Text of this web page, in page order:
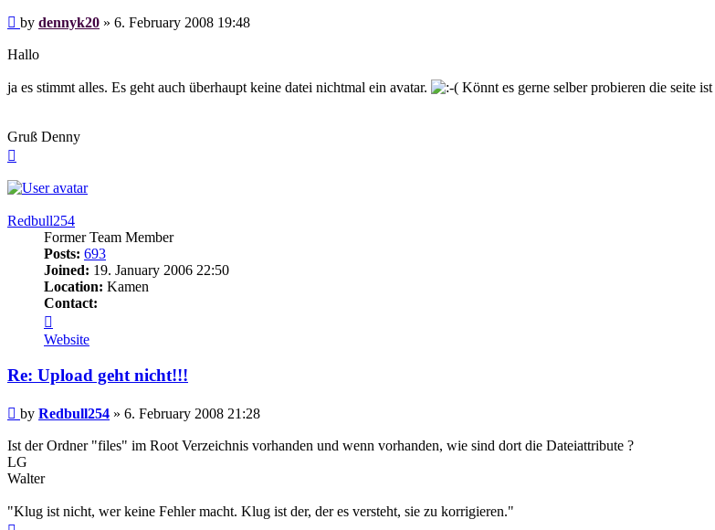
Post
by dennyk20 » 6. February 2008 19:48
Hallo
ja es stimmt alles. Es geht auch überhaupt keine datei nichtmal ein avatar. Könnt es gerne selber probieren die seite ist
Gruß Denny
Redbull254
Former Team Member
Posts: 693
Joined: 19. January 2006 22:50
Location: Kamen
Contact:
Redbull254
Website
Re: Upload geht nicht!!!
Post
by Redbull254 » 6. February 2008 21:28
Ist der Ordner "files" im Root Verzeichnis vorhanden und wenn vorhanden, wie sind dort die Dateiattribute ?
LG
Walter
"Klug ist nicht, wer keine Fehler macht. Klug ist der, der es versteht, sie zu korrigieren."